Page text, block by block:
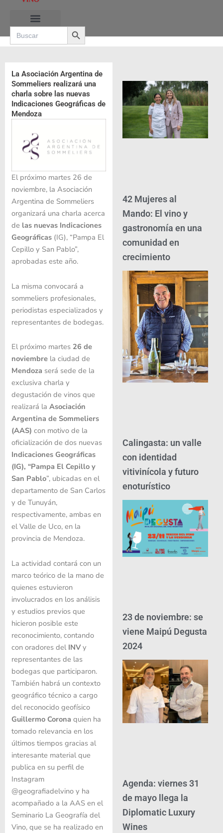
contenido
Search
for:
Search Button
La Asociación Argentina de
Sommeliers realizará una
charla sobre las nuevas
Indicaciones Geográficas de
Mendoza
El próximo martes 26 de
noviembre, la Asociación
Argentina de Sommeliers
organizará una charla acerca
de las nuevas Indicaciones
Geográficas(IG), “Pampa El
Cepillo y San Pablo”,
aprobadas este año.
La misma convocará a
sommeliers profesionales,
periodistas especializados y
representantes de bodegas.
El próximo martes26 de
noviembrela ciudad de
Mendoza será sede de la
exclusiva charla y
degustación de vinos que
realizará la Asociación
Argentina de Sommeliers
(AAS) con motivo de la
oficialización de dos nuevas
Indicaciones Geográficas
(IG), “Pampa El Cepillo y
San Pablo”, ubicadas en el
departamento de San Carlos
y de Tunuyán,
respectivamente, ambas en
el Valle de Uco, en la
provincia de Mendoza.
La actividad contará con un
marco teórico de la mano de
quienes estuvieron
involucrados en los análisis
y estudios previos que
hicieron posible este
reconocimiento, contando
con oradores del INVy
representantes de las
bodegas que participaron.
También habrá un contexto
geográfico técnico a cargo
del reconocido geofísico
Guillermo Corona quien ha
tomado relevancia en los
últimos tiempos gracias al
interesante material que
publica en su perfil de
Instagram
@geografiadelvino y ha
acompañado a la AAS en el
Seminario La Geografía del
Vino, que se ha realizado en
42 Mujeres al
Mando: El vino y
gastronomía en una
comunidad en
crecimiento
Calingasta: un valle
con identidad
vitivinícola y futuro
enoturístico
23 de noviembre: se
viene Maipú Degusta
2024
Agenda: viernes 31
de mayo llega la
Diplomatic Luxury
Wines